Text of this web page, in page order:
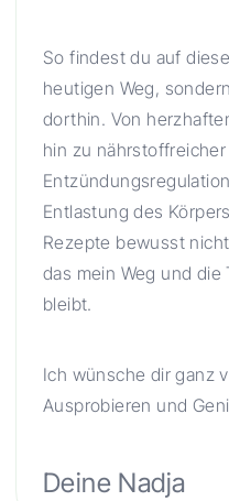
So findest du auf
heutigen Weg,
dorthin. Von
hin zu
Entlastung des
Rezepte bewusst
das mein Weg und
bleibt.
Ich wünsche dir ganz
Ausprobieren und
Deine Nadja